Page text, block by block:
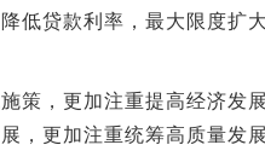
低贷款利率，最大限度扩
，更加注重提高经济发
，更加注重统筹高质量发